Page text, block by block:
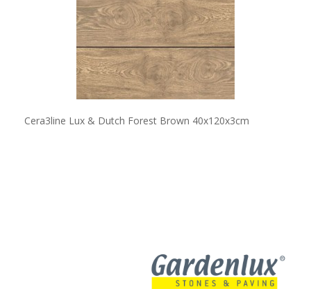
Cera3line Lux & Dutch Forest Brown 40x120x3cm